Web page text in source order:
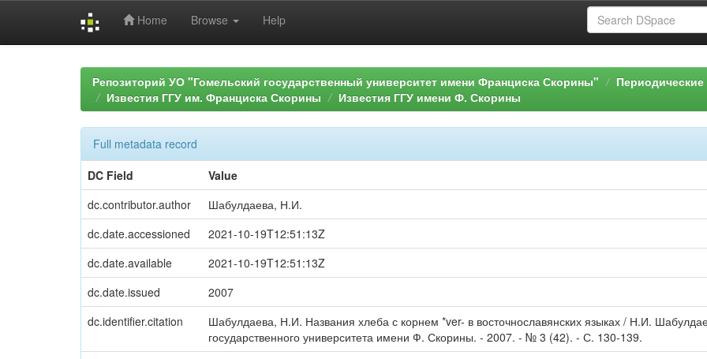
Home Browse Help
Репозиторий УО "Гомельский государственный университет имени Франциска Скорины"
Периодические
Известия ГГУ им. Франциска Скорины
Известия ГГУ имени Ф. Скорины
Full metadata record
DC Field
Value
dc.contributor.author
Шабулдаева, Н.И.
dc.date.accessioned
2021-10-19T12:51:13Z
dc.date.available
2021-10-19T12:51:13Z
dc.date.issued
2007
dc.identifier.citation
Шабулдаева, Н.И. Названия хлеба с корнем *ver- в восточнославянских языках / Н.И.
государственного университета имени Ф. Скорины. - 2007. - № 3 (42). - С. 130-139.